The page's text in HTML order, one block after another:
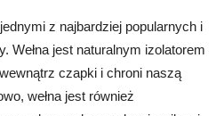
z najbardziej popularnych i
Wełna jest naturalnym izolatorem
czapki i chroni naszą
wełna jest również